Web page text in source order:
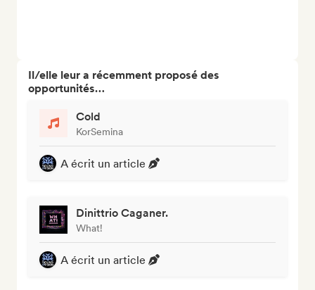
Il/elle leur a récemment proposé des
opportunités…
Cold
KorSemina
A écrit un article
Dinittrio Caganer.
What!
A écrit un article